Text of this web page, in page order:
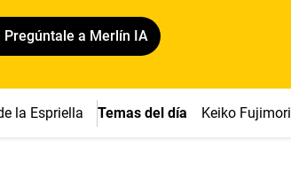
Pregúntale a Merlín IA
la Espriella Temas del día Keiko Fujimori